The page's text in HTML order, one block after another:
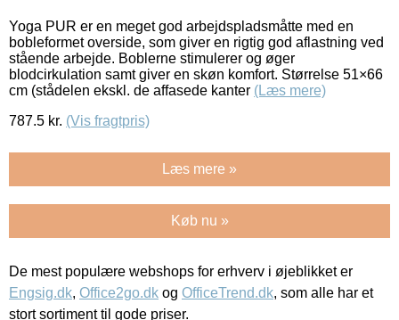
Yoga PUR er en meget god arbejdspladsmåtte med en
bobleformet overside, som giver en rigtig god aflastning ved
stående arbejde. Boblerne stimulerer og øger
blodcirkulation samt giver en skøn komfort. Størrelse 51×66
cm (stådelen ekskl. de affasede kanter (Læs mere)
787.5 kr. (Vis fragtpris)
Læs mere »
Køb nu »
De mest populære webshops for erhverv i øjeblikket er
Engsig.dk, Office2go.dk og OfficeTrend.dk, som alle har et
stort sortiment til gode priser.